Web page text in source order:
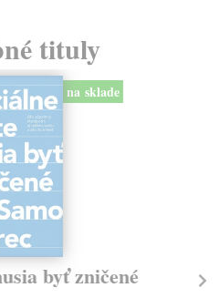
tituly
na sklade
byť zničené